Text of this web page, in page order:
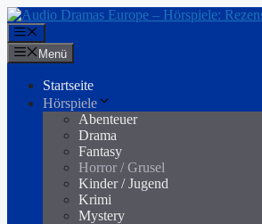
Zum
Inhalt
springen
Menü
Startseite
Hörspiele
Abenteuer
Drama
Fantasy
Horror / Grusel
Kinder / Jugend
Krimi
Mystery